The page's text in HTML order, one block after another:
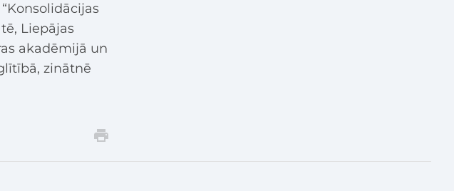
Liepājas
akadēmijā un
zinātnē